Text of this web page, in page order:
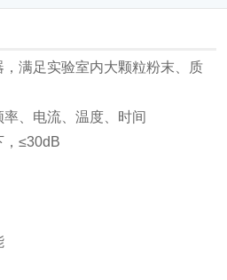
满足实验室内大颗粒粉末、质
、电流、温度、时间
，≤30dB